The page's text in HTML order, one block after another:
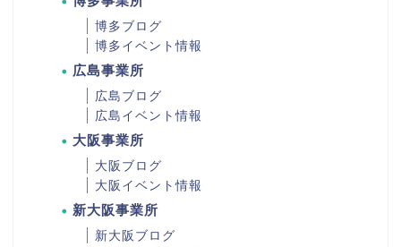
博多ブログ
博多イベント情報
広島事業所
広島ブログ
広島イベント情報
大阪事業所
大阪ブログ
大阪イベント情報
新大阪事業所
新大阪ブログ